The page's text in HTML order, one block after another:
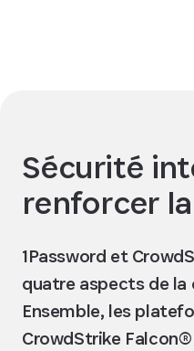
Sécurité
renforcer
1Password et
quatre aspects de la
Ensemble, les
CrowdStrike